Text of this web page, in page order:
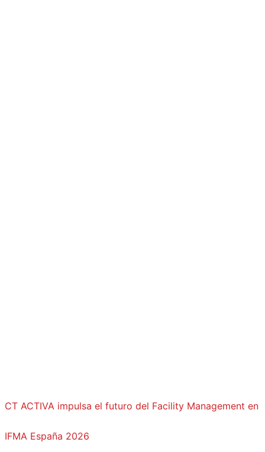
CT ACTIVA impulsa el futuro del Facility Management en
IFMA España 2026